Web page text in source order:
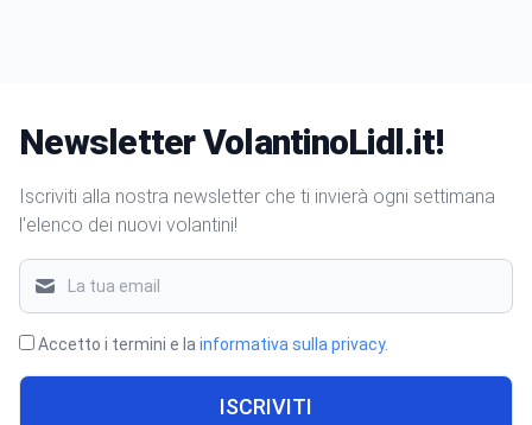
Newsletter VolantinoLidl.it!
Iscriviti alla nostra newsletter che ti invierà ogni settimana
l'elenco dei nuovi volantini!
Accetto i termini e la informativa sulla privacy.
ISCRIVITI